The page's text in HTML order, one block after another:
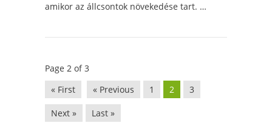
amikor az állcsontok növekedése tart. …
Page 2 of 3
« First
« Previous 1 2 3
Next » Last »